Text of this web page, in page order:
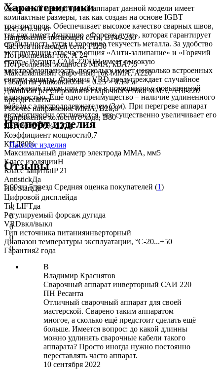
Сварочный инверторный аппарат данной модели имеет
компактные размеры, так как создан на основе IGBT
транзисторов. Обеспечивает высокое качество сварных швов,
так как имеет функцию «Форсаж дуги», которая гарантирует
стабильность дуги и хорошую текучесть металла. За удобство
эксплуатации отвечает опция «Анти-залипание» и «Горячий
старт». Ресанта САИ-220ПН имеет высокую
электробезопасность, поскольку имеет несколько встроенных
систем защиты. Функция VRD предупреждает случайное
поражение током при работе в помещении с повышенной
влажностью. Еще одно преимущество – наличие удлиненного
кабеля с электрододержателем (3 м). При перегреве аппарат
автоматически отключается, что существенно увеличивает его
срок службы.
Характеристики
Вес, кг6.96 кг
Напряжение питающей сети, В140-260
Частота питающей сети, ГЦ50
Потребляемый ток, А24
Потребляемая мощность ММА, кВА7,8
Максимальный сварочный ток MMA, А220
Габариты упаковки0.44 × 0.25 × 0.14 м
Диапазон регулирования сварочного тока MMA, А10-220
БрендРесанта
Рабочее напряжение ММА, В28,8
Напряжение холостого хода, В80
ПН (40°C)70% 220А
Коэффициент мощности0,7
КПД80%
Максимальный диаметр электрода MMA, мм5
Класс изоляцииН
Класс защитыIP 21
AntistickДа
Hot StartДа
Цифровой дисплейда
Tig LIFTда
Регулируемый форсаж дугида
VRDвкл/выкл
Тип источника питанияинверторный
Диапазон температуры эксплуатации, °С-20...+50
Гарантия2 года
Паспорт изделия
Паспорт изделия
Отзывы
5.00из 5 звезд Средняя оценка покупателей (1)
1
0
0
0
0
В
Владимир Краснятов
Сварочный аппарат инверторный САИ 220
ПН Ресанта
Отличный сварочный аппарат для своей
мастерской. Сварено таким аппаратом
многое, а сколько ещё предстоит сделать ещё
больше. Имеется вопрос: до какой длинны
можно удлинять сварочные кабели такого
аппарата? Просто иногда нужно постоянно
переставлять часто аппарат.
10 сентября 2022